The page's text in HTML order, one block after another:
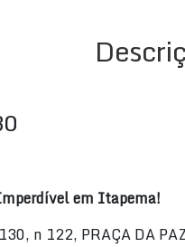
em Itapema!
n 122, PRAÇA DA